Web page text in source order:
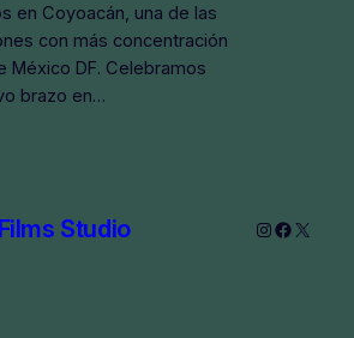
en Coyoacán, una de las
con más concentración
México DF. Celebramos
brazo en…
Studio